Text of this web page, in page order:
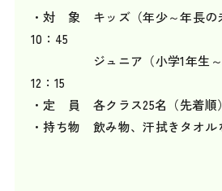
・対 象 キッズ（年少～年長の
10：45
ジュニア（小学1年生～4
12：15
・定 員 各クラス25名（先着順）
・持ち物 飲み物、汗拭きタオル